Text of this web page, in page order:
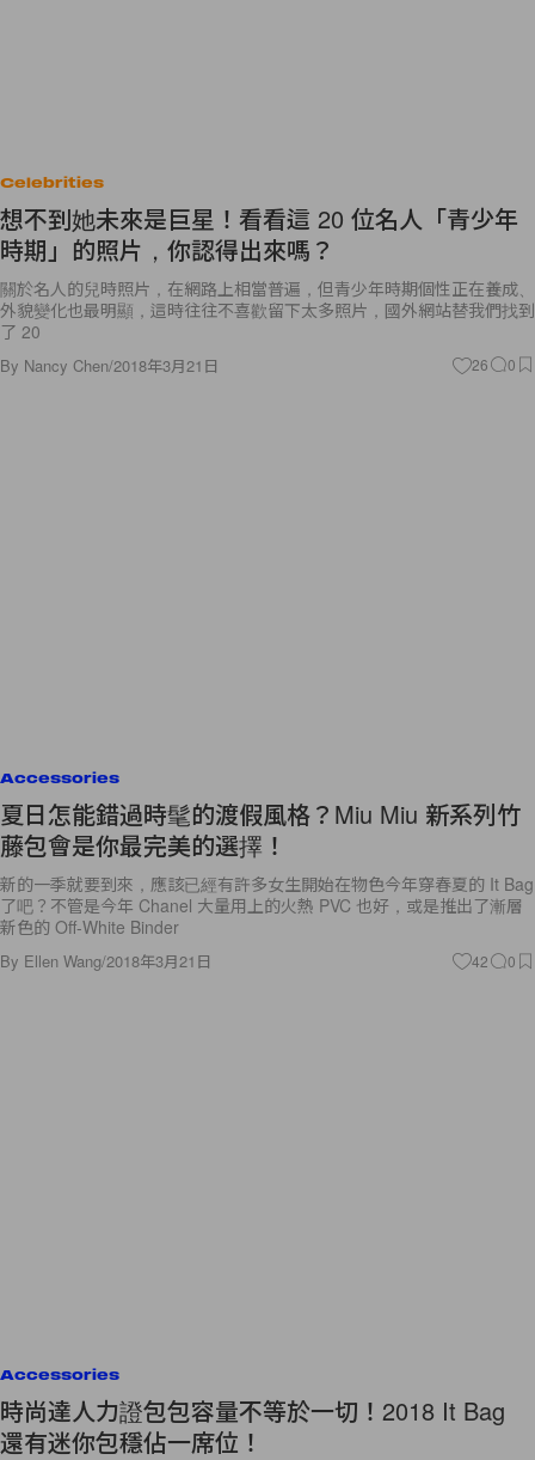
Celebrities
想不到她未來是巨星！看看這 20 位名人「青少年
時期」的照片，你認得出來嗎？
關於名人的兒時照片，在網路上相當普遍，但青少年時期個性正在養成、
外貌變化也最明顯，這時往往不喜歡留下太多照片，國外網站替我們找到
了 20
By Nancy Chen/2018年3月21日 26 0
Accessories
夏日怎能錯過時髦的渡假風格？Miu Miu 新系列竹
藤包會是你最完美的選擇！
新的一季就要到來，應該已經有許多女生開始在物色今年穿春夏的 It Bag
了吧？不管是今年 Chanel 大量用上的火熱 PVC 也好，或是推出了漸層
新色的 Off-White Binder
By Ellen Wang/2018年3月21日 42 0
Accessories
時尚達人力證包包容量不等於一切！2018 It Bag
還有迷你包穩佔一席位！